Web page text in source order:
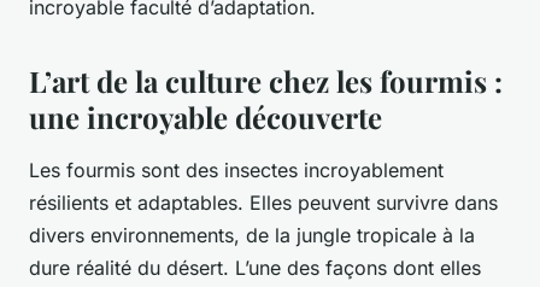
incroyable faculté d’adaptation.
L’art de la culture chez les fourmis :
une incroyable découverte
Les fourmis sont des insectes incroyablement
résilients et adaptables. Elles peuvent survivre dans
divers environnements, de la jungle tropicale à la
dure réalité du désert. L’une des façons dont elles